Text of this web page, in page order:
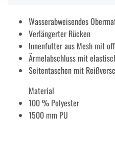
Wasserabweisendes
Verlängerter Rücken
Innenfutter aus Mesh mit
Ärmelabschluss mit
Seitentaschen mit
Material
100 % Polyester
1500 mm PU